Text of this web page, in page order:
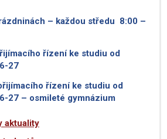
– každou středu 8:00 –
řízení ke studiu od
27
řízení ke studiu od
27 – osmileté gymnázium
aktuality